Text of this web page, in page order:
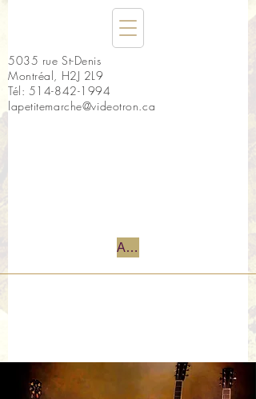
5035 rue St-Denis
Montréal, H2J 2L9
Tél: 514-842-1994
lapetitemarche@videotron.ca
Accueil